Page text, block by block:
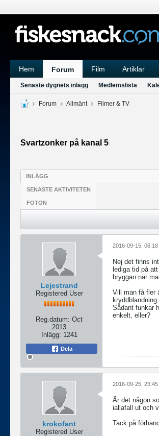
Hem Forum Film Artiklar
Senaste dygnets inlägg Medlemslista
Forum Allmänt Filmer & TV
Svartzonker på kanal 5
INLÄGG
SENASTE AKTIVITETEN
FOTON
Lejestrand
Registered User
Reg.datum: Oct
2013
Inlägg: 1241
Dela
2016-09-15, 06:18
Nej det finns
lediga tid på
bryggan när
Vill man få fler
Sådant funkar
enkelt, eller?
krokofant
Registered User
2016-09-25, 23:45
Är det någon
iallafall ut och
Tack på